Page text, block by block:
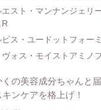
エスト・マンナンジェリ
R
ビス・ユードットフォー
ヴォス・モイストアミノ
くの美容成分ちゃんと
ンケアを格上げ！